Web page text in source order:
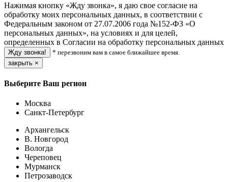
Нажимая кнопку «Жду звонка», я даю свое согласие на
обработку моих персональных данных, в соответствии с
Федеральным законом от 27.07.2006 года №152-ФЗ «О
персональных данных», на условиях и для целей,
определенных в Согласии на обработку персональных данных
* перезвоним вам в самое ближайшее время.
закрыть ×
Выберите Ваш регион
Москва
Санкт-Петербург
Архангельск
В. Новгород
Вологда
Череповец
Мурманск
Петрозаводск